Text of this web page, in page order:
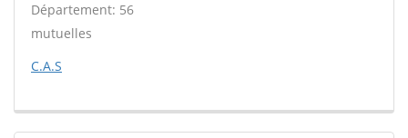
Département: 56
mutuelles
C.A.S